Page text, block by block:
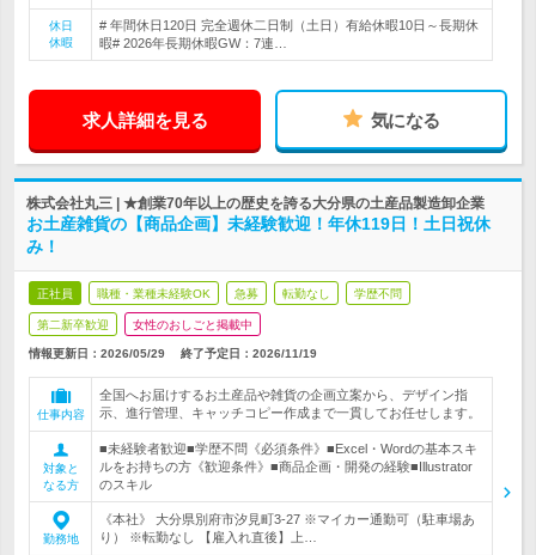
休日
休暇
# 年間休日120日 完全週休二日制（土日）有給休暇10日～長期休
暇# 2026年長期休暇GW：7連…
求人詳細を見る 気になる
株式会社丸三 | ★創業70年以上の歴史を誇る大分県の土産品製造卸企業
お土産雑貨の【商品企画】未経験歓迎！年休119日！土日祝休
み！
正社員 職種・業種未経験OK 急募 転勤なし 学歴不問
第二新卒歓迎 女性のおしごと掲載中
情報更新日：2026/05/29 終了予定日： 2026/11/19
仕事内容
全国へお届けするお土産品や雑貨の企画立案から、デザイン指
示、進行管理、キャッチコピー作成まで一貫してお任せします。
対象と
なる方
■未経験者歓迎■学歴不問《必須条件》■Excel・Wordの基本スキ
ルをお持ちの方《歓迎条件》■商品企画・開発の経験■Illustrator
のスキル
勤務地
《本社》 大分県別府市汐見町3-27 ※マイカー通勤可（駐車場あ
り） ※転勤なし 【雇入れ直後】上…